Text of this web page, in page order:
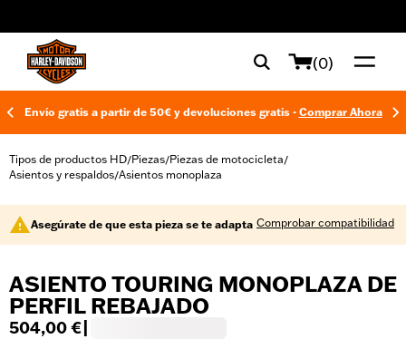
(0)
Envío gratis a partir de 50€ y devoluciones gratis - Comprar Ahora
Tipos de productos HD/Piezas/Piezas de motocicleta/
Asientos y respaldos/Asientos monoplaza
Asegúrate de que esta pieza se te adapta Comprobar compatibilidad
ASIENTO TOURING MONOPLAZA DE
PERFIL REBAJADO
504,00 €